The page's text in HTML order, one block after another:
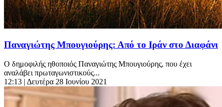
Παναγιώτης Μπουγιούρης: Από το Ιράν στο Διαφάνι
Ο δημοφιλής ηθοποιός Παναγιώτης Μπουγιούρης, που έχει
αναλάβει πρωταγωνιστικούς...
12:13 | Δευτέρα 28 Ιουνίου 2021